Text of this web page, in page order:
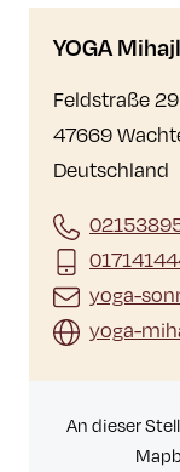
YOGA
Feldstraße 29
47669
Deutschland
yoga-
yoga-
An dieser